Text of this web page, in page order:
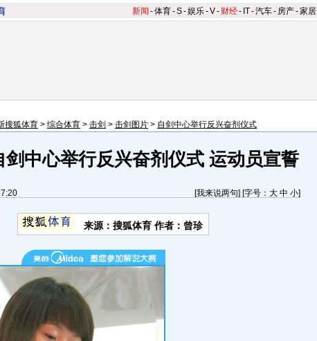
新闻 -体育-S-娱乐-V- 财经- IT-汽车- 房产-家居
搜狐体育 > 综合体育 > 击剑 > 击剑图片 > 自剑中心举行反兴奋剂仪式
剑中心举行反兴奋剂仪式 运动员宣誓
[我来说两句] [字号： 大 中 小]
来源：搜狐体育 作者：曾珍